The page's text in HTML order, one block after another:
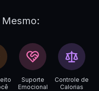
Suporte
Emocional
Controle de
Calorias